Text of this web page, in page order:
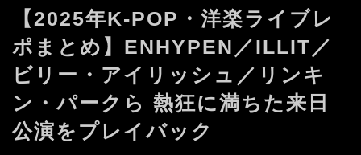
【2025年K-POP・洋楽ライブレ
ポまとめ】ENHYPEN／ILLIT／
ビリー・アイリッシュ／リンキ
ン・パークら 熱狂に満ちた来日
公演をプレイバック